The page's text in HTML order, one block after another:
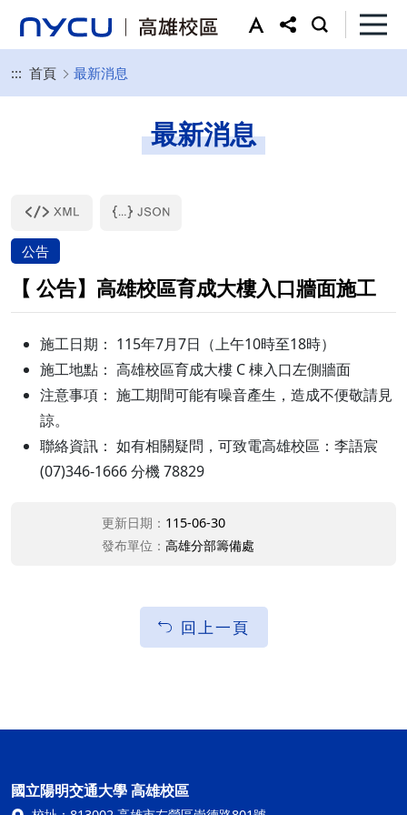
::: 首頁 最新消息
最新消息
公告
【 公告】高雄校區育成大樓入口牆面施工
施工日期： 115年7月7日（上午10時至18時）
施工地點： 高雄校區育成大樓 C 棟入口左側牆面
注意事項： 施工期間可能有噪音產生，造成不便敬請見
諒。
聯絡資訊： 如有相關疑問，可致電高雄校區：李語宸
(07)346-1666 分機 78829
更新日期： 115-06-30
發布單位： 高雄分部籌備處
回上一頁
國立陽明交通大學 高雄校區